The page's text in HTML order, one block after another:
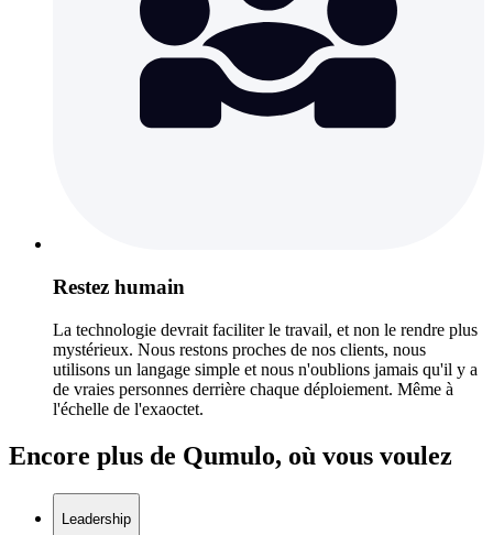
Restez humain
La technologie devrait faciliter le travail, et non le rendre plus
mystérieux. Nous restons proches de nos clients, nous
utilisons un langage simple et nous n'oublions jamais qu'il y a
de vraies personnes derrière chaque déploiement. Même à
l'échelle de l'exaoctet.
Encore plus de Qumulo, où vous voulez
Leadership